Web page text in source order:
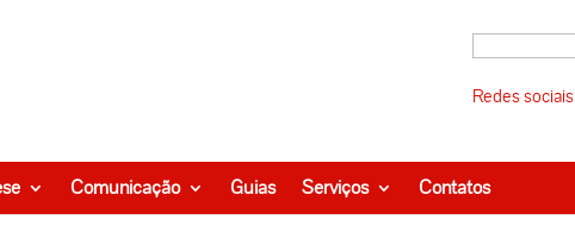
Redes sociais
Comunicação Guias Serviços Contatos